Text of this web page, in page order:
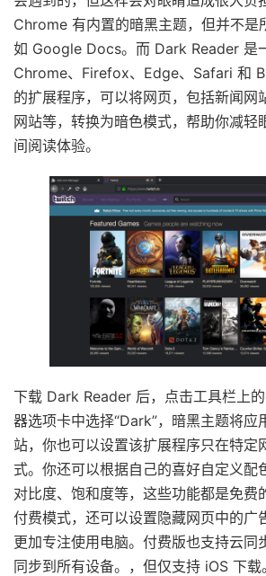
Chrome 有内置的暗黑主题，但并不是
如 Google Docs。而 Dark Reader 是
Chrome、Firefox、Edge、Safari 和
的扩展程序，可以将网页，包括新闻网
网站等，转换为暗色模式，帮助你减轻
间阅读体验。
下载 Dark Reader 后，点击工具栏上
器选项卡中选择“Dark”，暗黑主题将应
站，你也可以设置该扩展程序只在特定
式。你还可以根据自己的喜好自定义配
对比度、饱和度等，这些功能都是免费
付费模式，还可以设置隐藏网页中的广
更加专注使用电脑。付费版也支持云同
同步到所有设备。，但仅支持 iOS 下载。